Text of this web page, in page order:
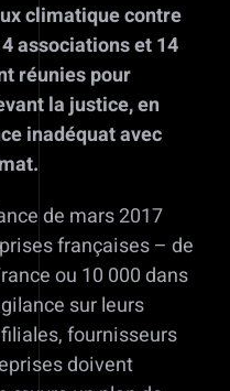
climatique contre
associations et 14
réunies pour
la justice, en
inadéquat avec
de mars 2017
françaises – de
ou 10 000 dans
sur leurs
fournisseurs
doivent